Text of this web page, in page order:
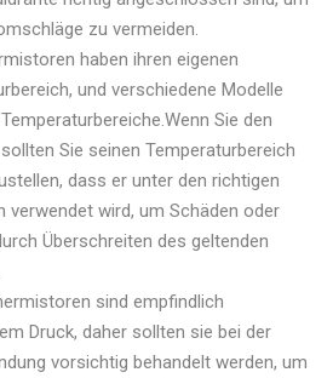
zu vermeiden.
haben ihren eigenen
und verschiedene Modelle
Sie den
Sie seinen Temperaturbereich
dass er unter den richtigen
verwendet wird, um Schäden oder
Überschreiten des geltenden
sind empfindlich
Druck, daher sollten sie bei der
vorsichtig behandelt werden, um